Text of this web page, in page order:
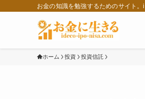
お金の知識を勉強するためのサイト
ホーム 投資 投資信託